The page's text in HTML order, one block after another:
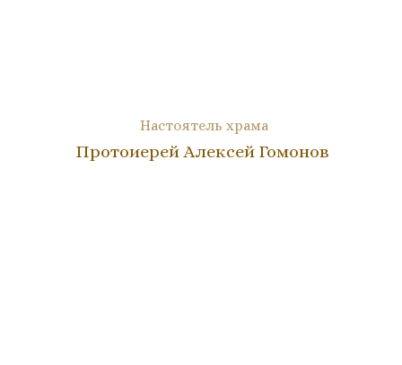
Настоятель храма
Протоиерей Алексей Гомонов